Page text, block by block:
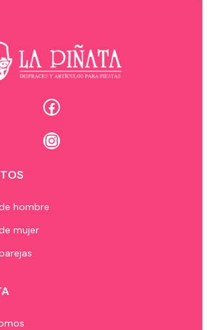
Facebook
Instagram
hombre
mujer